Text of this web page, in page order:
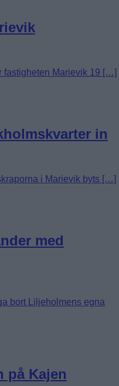
fastigheten Marievik 19 […]
in
i Marievik byts […]
med
bort Liljeholmens egna
på Kajen